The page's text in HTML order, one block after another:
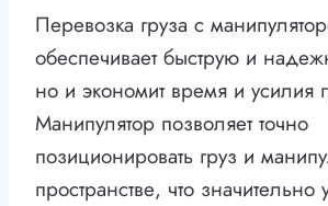
Перевозка груза с
обеспечивает быструю и
но и экономит время и усилия
Манипулятор позволяет точно
позиционировать груз и
пространстве, что